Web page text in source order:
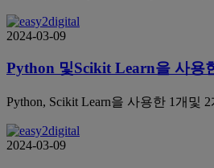
2024-03-09
Python 및Scikit Learn을 사용
Python, Scikit Learn을 사용한 1개
2024-03-09